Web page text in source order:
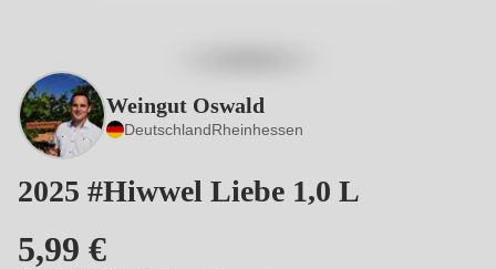
Weingut Oswald
DeutschlandRheinhessen
2025 #Hiwwel Liebe 1,0 L
5,99 €